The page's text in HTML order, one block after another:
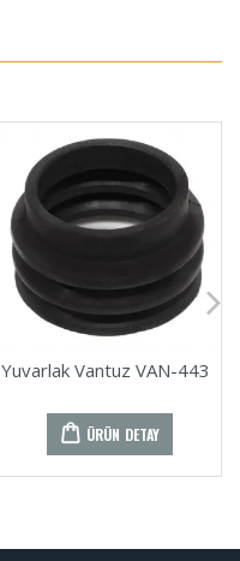
Yuvarlak Vantuz VAN-443
ÜRÜN DETAY